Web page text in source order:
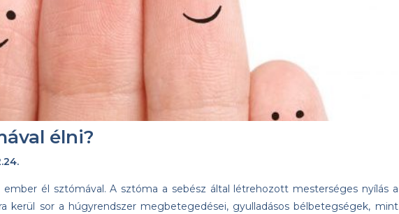
élni?
ember él sztómával. A sztóma a sebész által létrehozott mesterséges nyílás a
kerül sor a húgyrendszer megbetegedései, gyulladásos bélbetegségek, mint